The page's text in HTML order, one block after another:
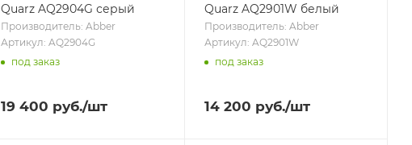
Quarz AQ2904G серый
Производитель: Abber
Артикул: AQ2904G
под заказ
19 400 руб./шт
Quarz AQ2901W белый
Производитель: Abber
Артикул: AQ2901W
под заказ
14 200 руб./шт